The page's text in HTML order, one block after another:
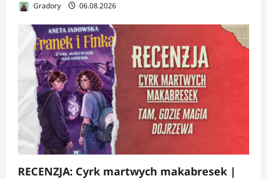
Gradory 06.08.2026
RECENZJA: Cyrk martwych makabresek |